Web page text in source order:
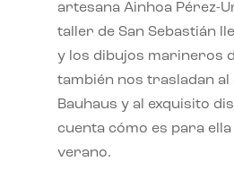
artesana Ainhoa Pérez-
taller de San Sebastián
y los dibujos marineros
también nos trasladan al
Bauhaus y al exquisito
cuenta cómo es para
verano.